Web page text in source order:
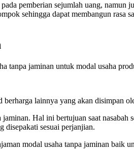
pemberian sejumlah uang, namun
sehingga dapat membangun rasa
tanpa jaminan untuk modal usaha
lainnya yang akan disimpan
Hal ini bertujuan saat
disepakati sesuai perjanjian.
modal usaha tanpa jaminan baik